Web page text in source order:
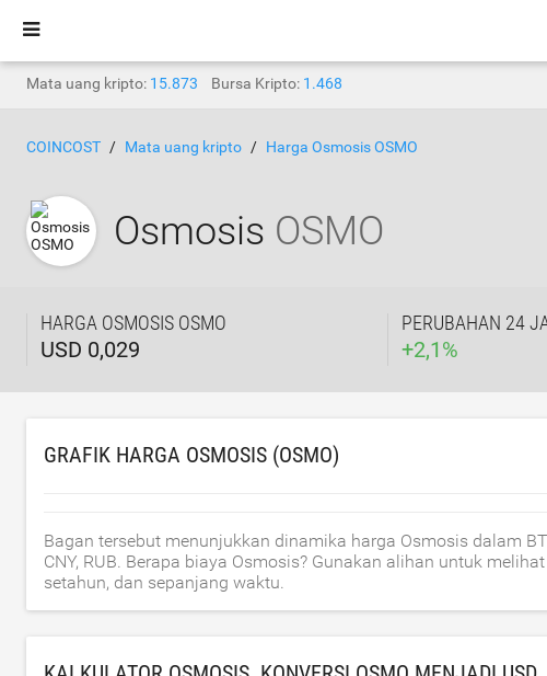
Mata uang kripto: 15.873 Bursa Kripto: 1.468
COINCOST Mata uang kripto Harga Osmosis OSMO
Osmosis OSMO
HARGA OSMOSIS OSMO
USD 0,029
PERUBAHAN 24
+2,1 %
GRAFIK HARGA OSMOSIS (OSMO)
Bagan tersebut menunjukkan dinamika harga Osmosis dalam BTC,
CNY, RUB. Berapa biaya Osmosis? Gunakan alihan untuk
setahun, dan sepanjang waktu.